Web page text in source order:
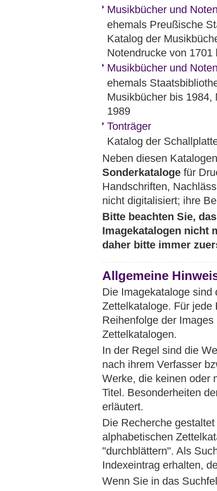
Musikbücher und
ehemals Preußische
Katalog der
Notendrucke von 1701
Musikbücher und
ehemals
Musikbücher bis
1989
Tonträger
Katalog der
Neben diesen
Sonderkatalogefür
Handschriften,
nicht digitalisiert; ihre
Bitte beachten Sie,
Imagekatalogen nicht
daher bitte immer
Allgemeine
Die Imagekataloge sind
Zettelkataloge. Für
Reihenfolge der
Zettelkatalogen.
In der Regel sind die
nach ihrem Verfasser
Werke, die keinen oder
Titel. Besonderheiten
erläutert.
Die Recherche
alphabetischen
"durchblättern". Als
Indexeintrag erhalten,
Wenn Sie in das